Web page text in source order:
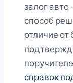
залог
способ
отличие от
справок